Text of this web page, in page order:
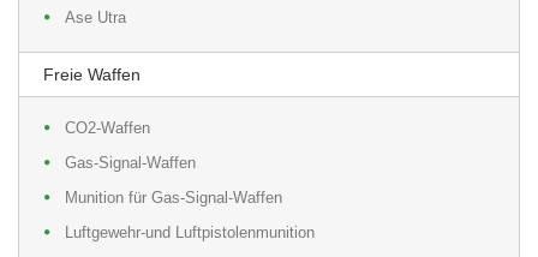
Ase Utra
Freie Waffen
CO2-Waffen
Gas-Signal-Waffen
Munition für Gas-Signal-Waffen
Luftgewehr-und Luftpistolenmunition